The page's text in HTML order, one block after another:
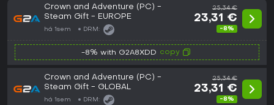
Crown and Adventure (PC) -
Steam Gift - EUROPE
há 1sem DRM:
25,34 €
23,31 €
-8%
-8% with G2A8XDD copy
Crown and Adventure (PC) -
Steam Gift - GLOBAL
há 1sem DRM:
25,34 €
23,31 €
-8%